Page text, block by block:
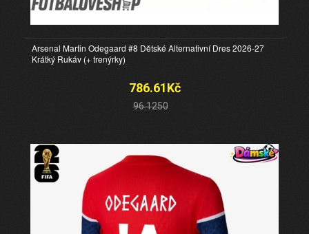
Arsenal Martin Odegaard #8 Dětské Alternativní Dres 2026-27
Krátký Rukáv (+ trenýrky)
786.61Kč
96.1250